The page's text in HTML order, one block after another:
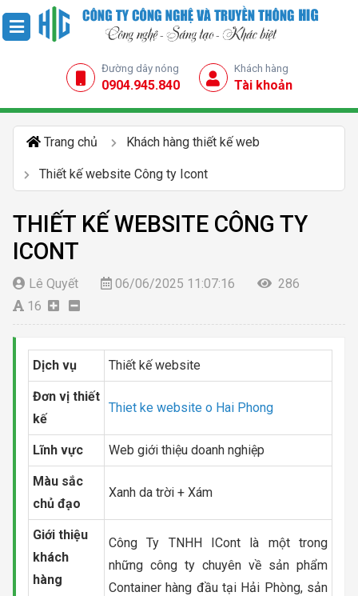
Đường dây nóng
0904.945.840
Khách hàng
Tài khoản
Trang chủ Khách hàng thiết kế web
Thiết kế website Công ty Icont
THIẾT KẾ WEBSITE CÔNG TY
ICONT
Lê Quyết 06/06/2025 11:07:16
286
16
Dịch vụ Thiết kế website
Đơn vị thiết
kế
Thiet ke website o Hai Phong
Lĩnh vực Web giới thiệu doanh nghiệp
Màu sắc
chủ đạo
Xanh da trời + Xám
Giới thiệu
khách
hàng
Công Ty TNHH ICont là một trong
những công ty chuyên về sản phẩm
Container hàng đầu tại Hải Phòng, sản